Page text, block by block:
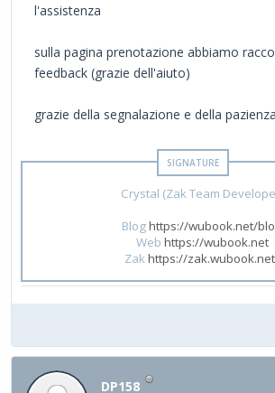
l'assistenza
sulla pagina prenotazione abbiamo
feedback (grazie dell'aiuto)
grazie della segnalazione e della pazienza
Crystal (Zak Team
Bloghttps://wubook.net/
Web https://wubook.net
Zakhttps://
DP158